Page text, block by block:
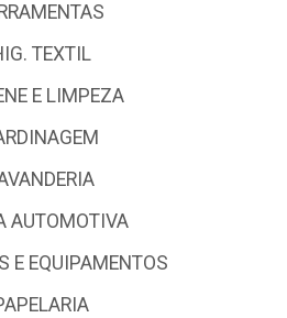
TEXTIL
E LIMPEZA
AUTOMOTIVA
E EQUIPAMENTOS